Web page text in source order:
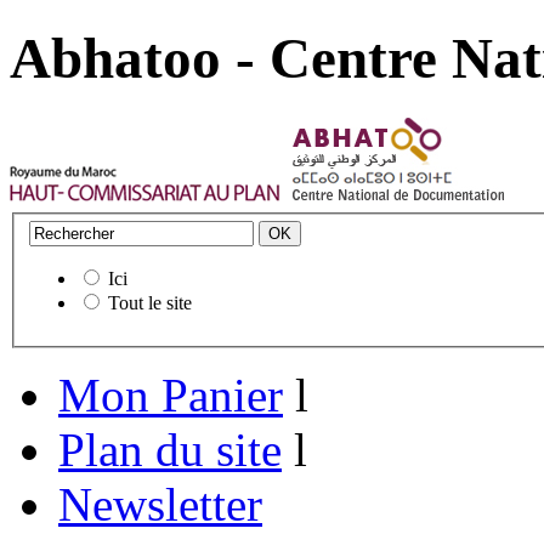
Abhatoo - Centre
Ici
Tout le site
Mon Panier l
Plan du site l
Newsletter